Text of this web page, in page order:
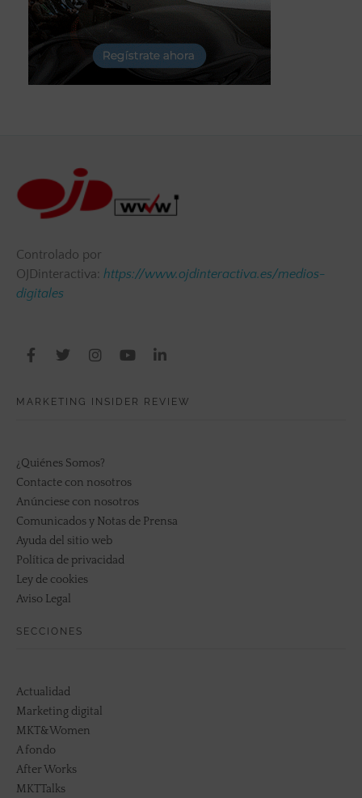
Controlado por
OJDinteractiva: https://www.ojdinteractiva.es/medios-
digitales
MARKETING INSIDER REVIEW
¿Quiénes Somos?
Contacte con nosotros
Anúnciese con nosotros
Comunicados y Notas de Prensa
Ayuda del sitio web
Política de privacidad
Ley de cookies
Aviso Legal
SECCIONES
Actualidad
Marketing digital
MKT&Women
A fondo
After Works
MKTTalks